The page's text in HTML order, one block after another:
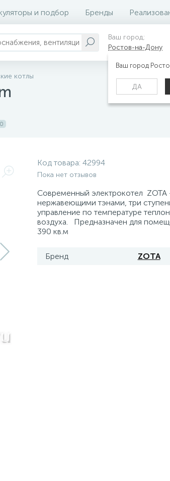
и подбор Бренды
Ваш город:
Ростов-на-Дону
Ваш город
ДА
котлы
0
Код товара: 42994
Пока нет отзывов
Современный электрокотел
нержавеющими тэнами, три
управление по температуре
воздуха. Предназначен для
390 кв.м
Бренд ZOTA